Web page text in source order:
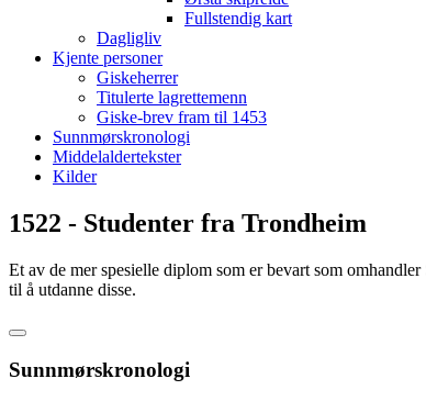
Fullstendig kart
Dagligliv
Kjente personer
Giskeherrer
Titulerte lagrettemenn
Giske-brev fram til 1453
Sunnmørskronologi
Middelaldertekster
Kilder
1522 - Studenter fra Trondheim
Et av de mer spesielle diplom som er bevart som
til å utdanne disse.
Sunnmørskronologi